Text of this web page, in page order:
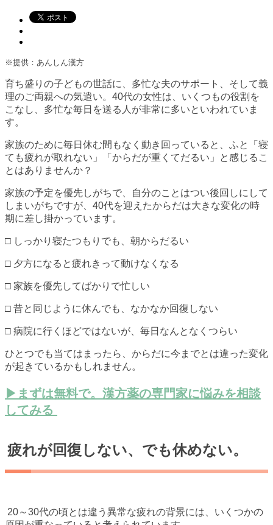
※提供：あんしん漢方
育ち盛りの子どもの世話に、多忙な夫のサポート、そして義
理のご両親への気遣い。40代の女性は、いくつもの役割を
こなし、多忙な毎日を送る人が非常に多いといわれていま
す。
家族のために毎日休む間もなく動き回っていると、ふと「寝
ても疲れが取れない」「からだが重くてだるい」と感じるこ
とはありませんか？
家族の予定を優先しがちで、自分のことはつい後回しにして
しまいがちですが、40代を迎えたからだは大きな変化の時
期に差し掛かっています。
□ しっかり寝たつもりでも、朝からだるい
□ 夕方になると疲れきって動けなくなる
□ 家族を優先してばかりで忙しい
□ 昔と同じように休んでも、なかなか回復しない
□ 病院に行くほどではないが、毎日なんとなくつらい
ひとつでも当てはまったら、からだに今までとは違った変化
が起きているかもしれません。
▶まずは無料で。漢方薬の専門家に悩みを相談
してみる
疲れが回復しない、でも休めない。
20～30代の頃とは違う異常な疲れの背景には、いくつかの